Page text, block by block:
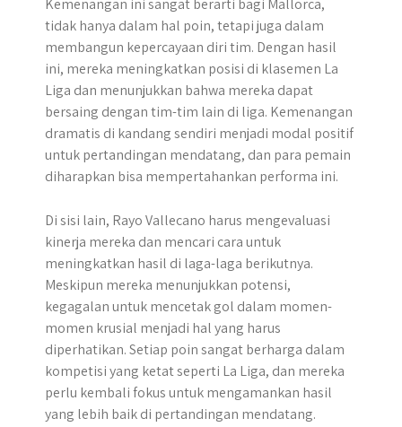
Kemenangan ini sangat berarti bagi Mallorca,
tidak hanya dalam hal poin, tetapi juga dalam
membangun kepercayaan diri tim. Dengan hasil
ini, mereka meningkatkan posisi di klasemen La
Liga dan menunjukkan bahwa mereka dapat
bersaing dengan tim-tim lain di liga. Kemenangan
dramatis di kandang sendiri menjadi modal positif
untuk pertandingan mendatang, dan para pemain
diharapkan bisa mempertahankan performa ini.
Di sisi lain, Rayo Vallecano harus mengevaluasi
kinerja mereka dan mencari cara untuk
meningkatkan hasil di laga-laga berikutnya.
Meskipun mereka menunjukkan potensi,
kegagalan untuk mencetak gol dalam momen-
momen krusial menjadi hal yang harus
diperhatikan. Setiap poin sangat berharga dalam
kompetisi yang ketat seperti La Liga, dan mereka
perlu kembali fokus untuk mengamankan hasil
yang lebih baik di pertandingan mendatang.